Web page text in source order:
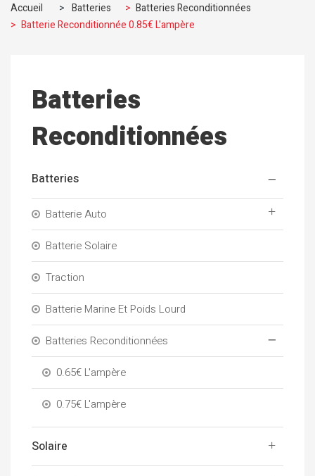
Accueil > Batteries > Batteries Reconditionnées
> Batterie Reconditionnée 0.85€ L'ampère
Batteries
Reconditionnées
Batteries
Batterie Auto
Batterie Solaire
Traction
Batterie Marine Et Poids Lourd
Batteries Reconditionnées
0.65€ L'ampère
0.75€ L'ampère
Solaire